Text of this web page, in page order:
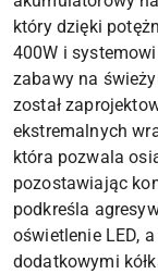
który dzięki
400W i
zabawy na
został
ekstremalnych
która pozwala
pozostawiając
podkreśla
oświetlenie LED,
dodatkowymi